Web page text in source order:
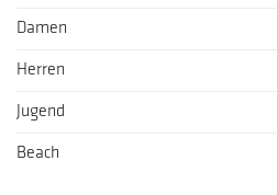
Damen
Herren
Jugend
Beach